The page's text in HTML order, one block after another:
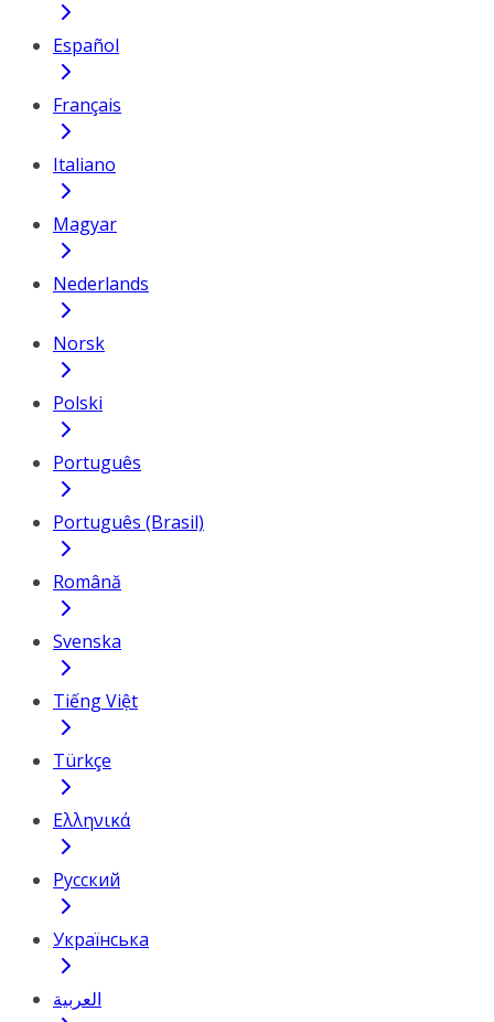
Español
Français
Italiano
Magyar
Nederlands
Norsk
Polski
Português
Português (Brasil)
Română
Svenska
Tiếng Việt
Türkçe
Ελληνικά
Русский
Українська
العربية